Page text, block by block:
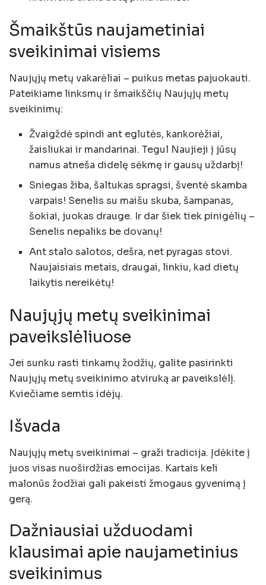
Šmaikštūs naujametiniai
sveikinimai visiems
Naujųjų metų vakarėliai – puikus metas pajuokauti.
Pateikiame linksmų ir šmaikščių Naujųjų metų
sveikinimų:
Žvaigždė spindi ant eglutės, kankorėžiai,
žaisliukai ir mandarinai. Tegul Naujieji į jūsų
namus atneša didelę sėkmę ir gausų uždarbį!
Sniegas žiba, šaltukas spragsi, šventė skamba
varpais! Senelis su maišu skuba, šampanas,
šokiai, juokas drauge. Ir dar šiek tiek pinigėlių –
Senelis nepaliks be dovanų!
Ant stalo salotos, dešra, net pyragas stovi.
Naujaisiais metais, draugai, linkiu, kad dietų
laikytis nereikėtų!
Naujųjų metų sveikinimai
paveikslėliuose
Jei sunku rasti tinkamų žodžių, galite pasirinkti
Naujųjų metų sveikinimo atviruką ar paveikslėlį.
Kviečiame semtis idėjų.
Išvada
Naujųjų metų sveikinimai – graži tradicija. Įdėkite į
juos visas nuoširdžias emocijas. Kartais keli
malonūs žodžiai gali pakeisti žmogaus gyvenimą į
gerą.
Dažniausiai užduodami
klausimai apie naujametinius
sveikinimus